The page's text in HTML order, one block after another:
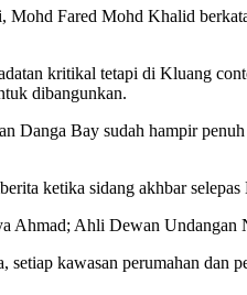
Fared Mohd Khalid
kritikal tetapi di Kluang
dibangunkan.
Danga Bay sudah hampir
ketika sidang akhbar
Ahmad; Ahli Dewan
kawasan perumahan dan